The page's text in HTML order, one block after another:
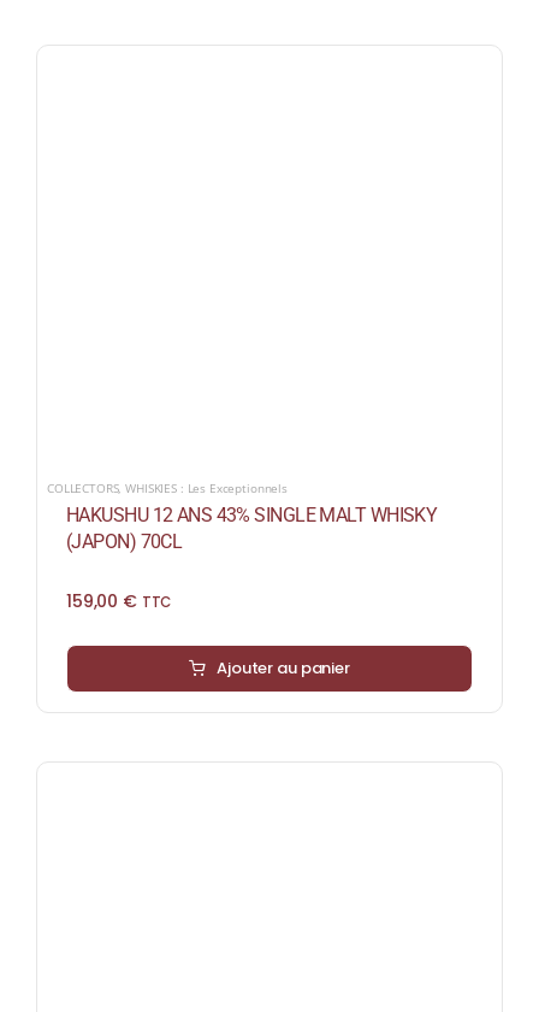
COLLECTORS,WHISKIES : Les Exceptionnels
HAKUSHU 12 ANS 43% SINGLE MALT WHISKY
(JAPON) 70CL
159,00 € TTC
Ajouter au panier